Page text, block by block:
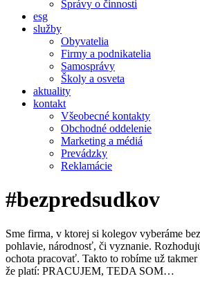
Správy o činnosti
esg
služby
Obyvatelia
Firmy a podnikatelia
Samosprávy
Školy a osveta
aktuality
kontakt
Všeobecné kontakty
Obchodné oddelenie
Marketing a médiá
Prevádzky
Reklamácie
#bezpredsudkov
Sme firma, v ktorej si kolegov vyberáme
pohlavie, národnosť, či vyznanie.
ochota pracovať. Takto to robíme už
že platí: PRACUJEM, TEDA SOM…